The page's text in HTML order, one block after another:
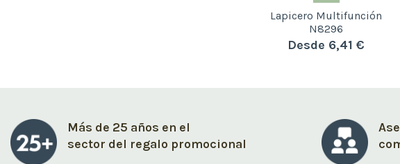
Lapicero Multifunción
N8296
Desde 6,41 €
Más de 25 años en el
sector del regalo promocional